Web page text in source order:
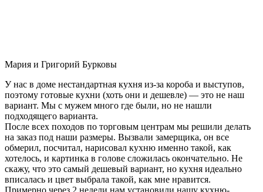
Мария и Григорий Бурковы
У нас в доме нестандартная кухня из-за короба и выступов,
поэтому готовые кухни (хоть они и дешевле) — это не наш
вариант. Мы с мужем много где были, но не нашли
подходящего варианта.
После всех походов по торговым центрам мы решили делать
на заказ под наши размеры. Вызвали замерщика, он все
обмерил, посчитал, нарисовал кухню именно такой, как
хотелось, и картинка в голове сложилась окончательно. Не
скажу, что это самый дешевый вариант, но кухня идеально
вписалась и цвет выбрала такой, как мне нравится.
Примерно через 2 недели нам установили нашу кухню-